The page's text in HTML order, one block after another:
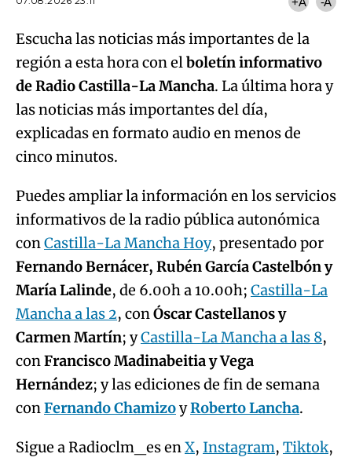
Escucha las noticias más importantes de la
región a esta hora con elboletín informativo
de Radio Castilla-La Mancha. La última hora y
las noticias más importantes del día,
explicadas en formato audio en menos de
cinco minutos.
Puedes ampliar la información en los servicios
informativos de la radio pública autonómica
conCastilla-La Mancha Hoy, presentado por
Fernando Bernácer, Rubén García Castelbón y
María Lalinde, de 6.00h a 10.00h; Castilla-La
Mancha a las 2, conÓscar Castellanos y
Carmen Martín; yCastilla-La Mancha a las 8,
conFrancisco Madinabeitia y Vega
Hernández; y las ediciones de fin de semana
conFernando ChamizoyRoberto Lancha.
Sigue a Radioclm_es enX, Instagram, Tiktok,